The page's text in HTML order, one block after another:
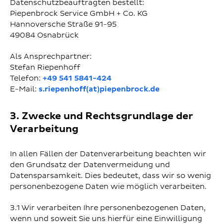
Datenschutzbeauftragten bestellt:
Piepenbrock Service GmbH + Co. KG
Hannoversche Straße 91-95
49084 Osnabrück
Als Ansprechpartner:
Stefan Riepenhoff
Telefon: +49 541 5841-424
E-Mail: s.riepenhoff(at)piepenbrock.de
3. Zwecke und Rechtsgrundlage der
Verarbeitung
In allen Fällen der Datenverarbeitung beachten wir
den Grundsatz der Datenvermeidung und
Datensparsamkeit. Dies bedeutet, dass wir so wenig
personenbezogene Daten wie möglich verarbeiten.
3.1 Wir verarbeiten Ihre personenbezogenen Daten,
wenn und soweit Sie uns hierfür eine Einwilligung